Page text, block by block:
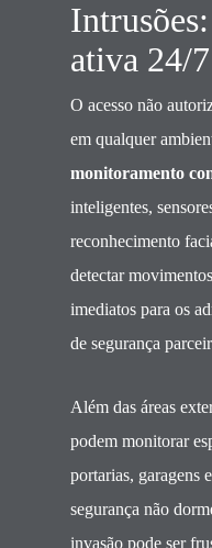
ativa 24/7
O acesso não
em qualquer
monitoramento
inteligentes,
reconhecimento
detectar
imediatos para os
de segurança
Além das áreas
podem monitorar
portarias, garagens
segurança não
invasão pode ser